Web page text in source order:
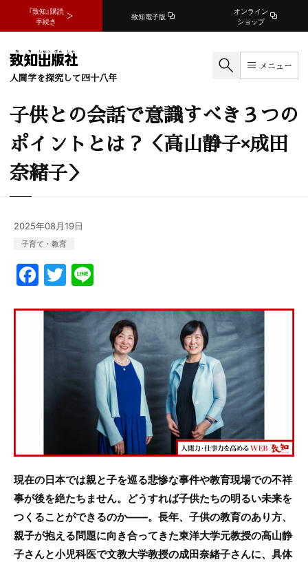
『致知』購読
手続き
致知電子版
オンライン
ショップ
人間学を探究して四十八年
メニュー
子供との会話で意識すべき３つの
ポイントとは？＜高山静子×成田
奈緒子＞
2025年08月19日
子育て・教育
F
a
c
o
T
w
itt
er
e
現在の日本では親と子を巡る悲惨な事件や教育現場での不祥
事が後を絶たちません。どうすれば子供たちの明るい未来を
つくることができるのか――。長年、子供の教育のあり方、
親子が抱える問題に向き合ってきた東洋大学元教授の高山静
子さんと小児科医で文教大学教授の成田奈緒子さんに、具体